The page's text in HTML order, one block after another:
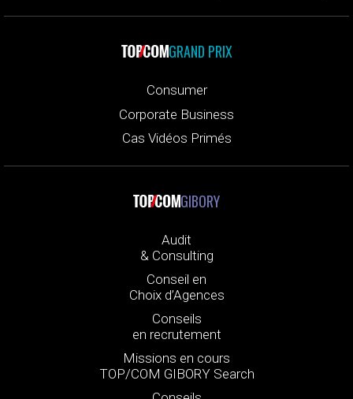
GRAND PRIX
Consumer
Corporate Business
Cas Vidéos Primés
GIBORY
Audit
& Consulting
Conseil en
Choix d’Agences
Conseils
en recrutement
Missions en cours
TOP/COM GIBORY Search